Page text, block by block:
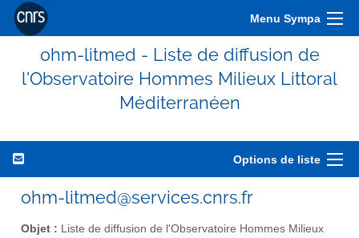
Menu Sympa
ohm-litmed - Liste de diffusion de
l'Observatoire Hommes Milieux Littoral
Méditerranéen
Options de liste
ohm-litmed@services.cnrs.fr
Objet : Liste de diffusion de l'Observatoire Hommes Milieux